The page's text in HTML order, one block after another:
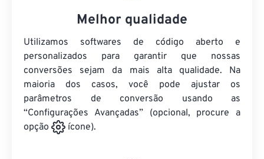
Melhor qualidade
Utilizamos softwares de código aberto e
personalizados para garantir que nossas
conversões sejam da mais alta qualidade. Na
maioria dos casos, você pode ajustar os
parâmetros de conversão usando as
“Configurações Avançadas” (opcional, procure a
opção
ícone).